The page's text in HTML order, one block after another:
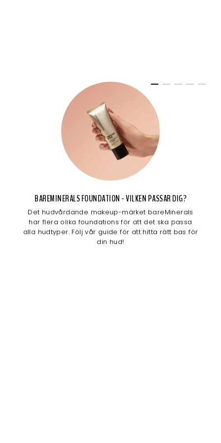
BAREMINERALS FOUNDATION - VILKEN PASSAR DIG?
Det hudvårdande makeup-märket bareMinerals
har flera olika foundations för att det ska passa
alla hudtyper. Följ vår guide för att hitta rätt bas för
din hud!